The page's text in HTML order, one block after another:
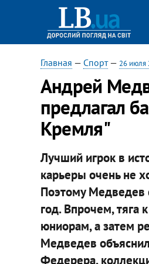
Главная — Спорт— 26 июля
Андрей
предлагал
Кремля"
Лучший игрок в
карьеры очень не
Поэтому Медведев
год. Впрочем, тяга
юниорам, а затем
Медведев
Федерера,